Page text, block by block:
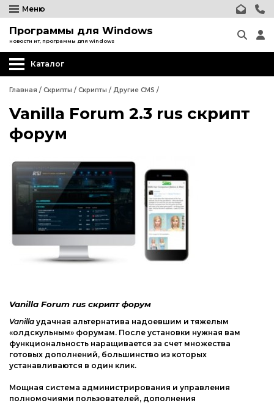
Меню
Программы для Windows
новости ит, программы для windows
Каталог
Wordpress
Joomla
phpBB форум
Другие CMS
Другие шаблоны
Главная / Скрипты / Скрипты / Другие CMS /
Vanilla Forum 2.3 rus скрипт
форум
Vanilla Forum rus скрипт форум
Vanilla удачная альтернатива надоевшим и тяжелым
«олдскульным» форумам. После установки нужная вам
функциональность наращивается за счет множества
готовых дополнений, большинство из которых
устанавливаются в один клик.
Мощная система администрирования и управления
полномочиями пользователей, дополнения
Wordpress
Другие CMS
Web-Мастеру
Другие шаблоны